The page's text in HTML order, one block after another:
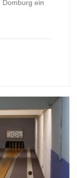
Domburg ein